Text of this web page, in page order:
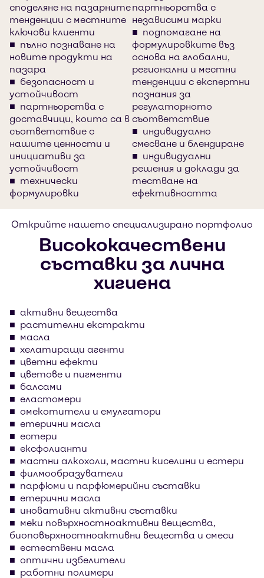
споделяне на пазарните
тенденции с местните
ключови клиенти
пълно познаване на
новите продукти на
пазара
безопасност и
устойчивост
партньорства с
доставчици, които са в
съответствие с
нашите ценности и
инициативи за
устойчивост
технически
формулировки
партньорства с
независими марки
подпомагане на
формулировките въз
основа на глобални,
регионални и местни
тенденции с експертни
познания за
регулаторното
съответствие
индивидуално
смесване и блендиране
индивидуални
решения и доклади за
тестване на
ефективността
Открийте нашето специализирано портфолио
Висококачествени
съставки за лична
хигиена
активни вещества
растителни екстракти
масла
хелатиращи агенти
цветни ефекти
цветове и пигменти
балсами
еластомери
омекотители и емулгатори
етерични масла
естери
ексфолианти
мастни алкохоли, мастни киселини и естери
филмообразуватели
парфюми и парфюмерийни съставки
етерични масла
иновативни активни съставки
меки повърхностноактивни вещества,
биоповърхностноактивни вещества и смеси
естествени масла
оптични избелители
работни полимери